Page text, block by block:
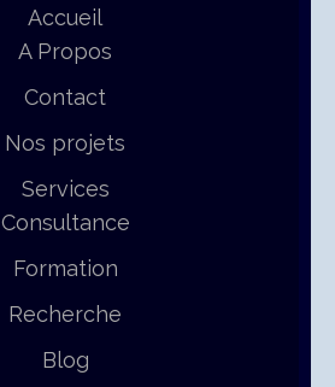
Accueil
A Propos
Contact
Nos projets
Services
Consultance
Formation
Recherche
Blog